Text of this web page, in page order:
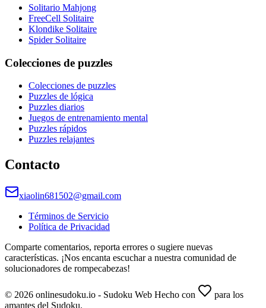
Solitario Mahjong
FreeCell Solitaire
Klondike Solitaire
Spider Solitaire
Colecciones de puzzles
Colecciones de puzzles
Puzzles de lógica
Puzzles diarios
Juegos de entrenamiento mental
Puzzles rápidos
Puzzles relajantes
Contacto
xiaolin681502@gmail.com
Términos de Servicio
Política de Privacidad
Comparte comentarios, reporta errores o sugiere nuevas
características. ¡Nos encanta escuchar a nuestra comunidad de
solucionadores de rompecabezas!
© 2026 onlinesudoku.io - Sudoku Web Hecho con
para los
amantes del Sudoku.